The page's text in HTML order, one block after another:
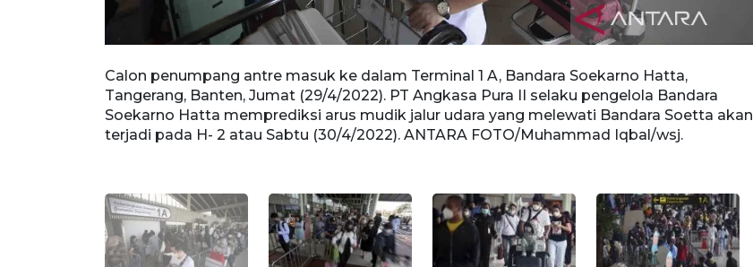
Calon penumpang antre masuk ke dalam Terminal 1 A, Bandara Soekarno Hatta,
Tangerang, Banten, Jumat (29/4/2022). PT Angkasa Pura II selaku pengelola Bandara
Soekarno Hatta memprediksi arus mudik jalur udara yang melewati Bandara Soetta akan
terjadi pada H- 2 atau Sabtu (30/4/2022). ANTARA FOTO/Muhammad Iqbal/wsj.